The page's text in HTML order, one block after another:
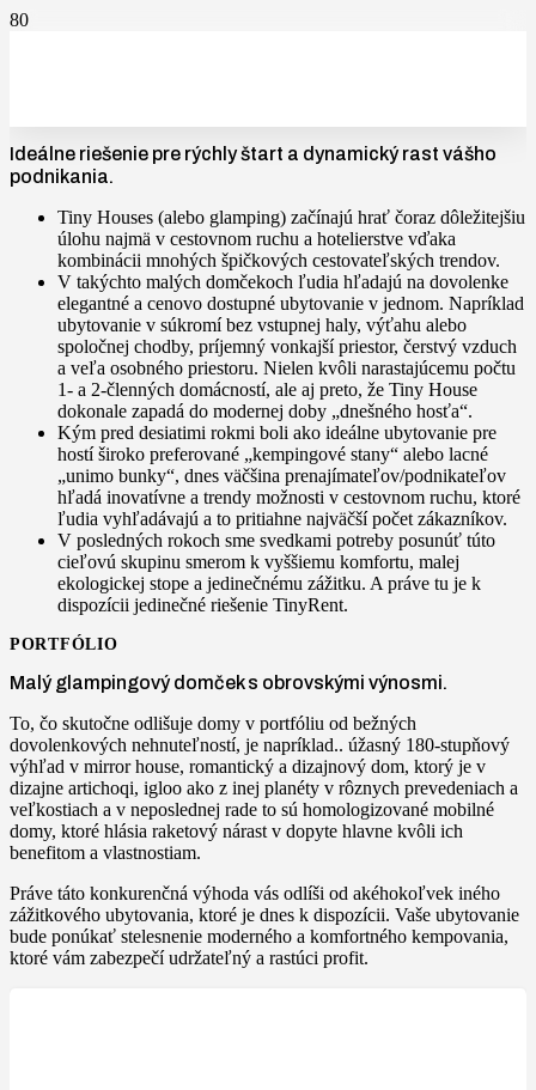
Ideálne riešenie pre rýchly štart a dynamický rast vášho
podnikania.
Tiny Houses (alebo glamping) začínajú hrať čoraz dôležitejšiu
úlohu najmä v cestovnom ruchu a hotelierstve vďaka
kombinácii mnohých špičkových cestovateľských trendov.
V takýchto malých domčekoch ľudia hľadajú na dovolenke
elegantné a cenovo dostupné ubytovanie v jednom. Napríklad
ubytovanie v súkromí bez vstupnej haly, výťahu alebo
spoločnej chodby, príjemný vonkajší priestor, čerstvý vzduch
a veľa osobného priestoru. Nielen kvôli narastajúcemu počtu
1- a 2-členných domácností, ale aj preto, že Tiny House
dokonale zapadá do modernej doby „dnešného hosťa“.
Kým pred desiatimi rokmi boli ako ideálne ubytovanie pre
hostí široko preferované „kempingové stany“ alebo lacné
„unimo bunky“, dnes väčšina prenajímateľov/podnikateľov
hľadá inovatívne a trendy možnosti v cestovnom ruchu, ktoré
ľudia vyhľadávajú a to pritiahne najväčší počet zákazníkov.
V posledných rokoch sme svedkami potreby posunúť túto
cieľovú skupinu smerom k vyššiemu komfortu, malej
ekologickej stope a jedinečnému zážitku. A práve tu je k
dispozícii jedinečné riešenie TinyRent.
PORTFÓLIO
Malý glampingový domček s obrovskými výnosmi.
To, čo skutočne odlišuje domy v portfóliu od bežných
dovolenkových nehnuteľností, je napríklad.. úžasný 180-stupňový
výhľad v mirror house, romantický a dizajnový dom, ktorý je v
dizajne artichoqi, igloo ako z inej planéty v rôznych prevedeniach a
veľkostiach a v neposlednej rade to sú homologizované mobilné
domy, ktoré hlásia raketový nárast v dopyte hlavne kvôli ich
benefitom a vlastnostiam.
Práve táto konkurenčná výhoda vás odlíši od akéhokoľvek iného
zážitkového ubytovania, ktoré je dnes k dispozícii. Vaše ubytovanie
bude ponúkať stelesnenie moderného a komfortného kempovania,
ktoré vám zabezpečí udržateľný a rastúci profit.